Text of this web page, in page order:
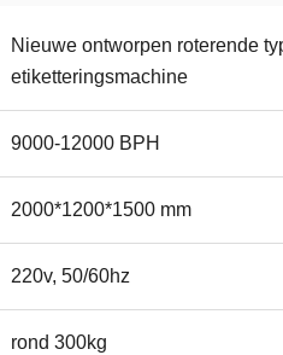
Nieuwe ontworpen roterende
etiketteringsmachine
9000-12000 BPH
2000*1200*1500 mm
220v, 50/60hz
rond 300kg